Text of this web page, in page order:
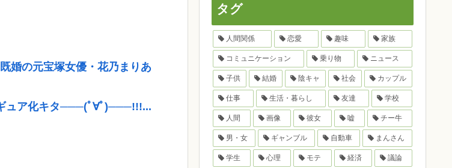
婚の元宝塚女優・花乃まりあ
ュア化キタ───(ﾟ∀ﾟ)───!!!...
タグ
人間関係 恋愛 趣味 家族
コミュニケーション 乗り物 ニュース
子供 結婚 陰キャ 社会 カップル
仕事 生活・暮らし 友達 学校
人間 画像 彼女 嘘 チー牛
男・女 ギャンブル 自動車 まんさん
学生 心理 モテ 経済 議論